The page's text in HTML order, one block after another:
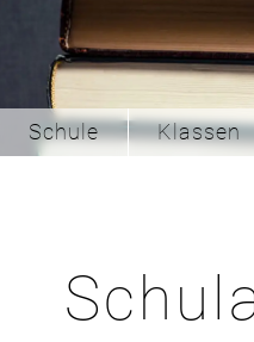
Schule Klassen